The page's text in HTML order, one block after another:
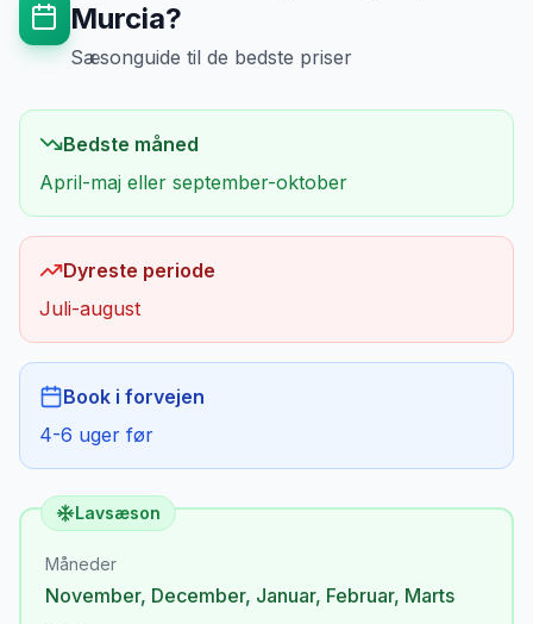
Murcia?
Sæsonguide til de bedste priser
Bedste måned
April-maj eller september-oktober
Dyreste periode
Juli-august
Book i forvejen
4-6 uger før
Lavsæson
Måneder
November, December, Januar, Februar, Marts